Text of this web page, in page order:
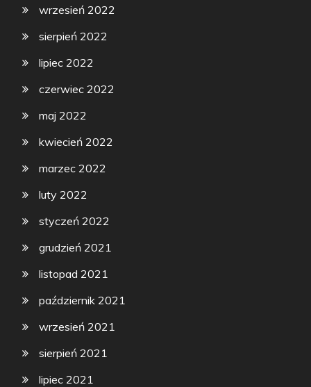
wrzesień 2022
sierpień 2022
lipiec 2022
czerwiec 2022
maj 2022
kwiecień 2022
marzec 2022
luty 2022
styczeń 2022
grudzień 2021
listopad 2021
październik 2021
wrzesień 2021
sierpień 2021
lipiec 2021